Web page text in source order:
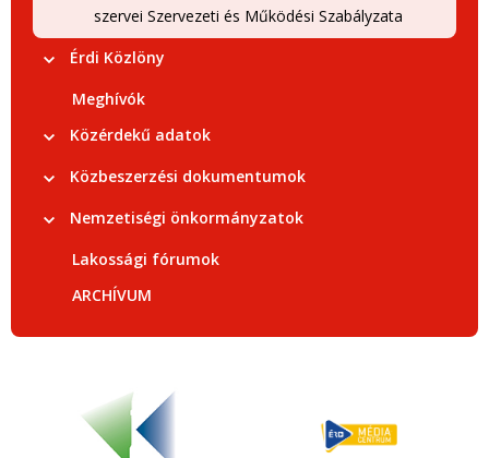
szervei Szervezeti és Működési Szabályzata
Érdi Közlöny
Meghívók
Közérdekű adatok
Közbeszerzési dokumentumok
Nemzetiségi önkormányzatok
Lakossági fórumok
ARCHÍVUM